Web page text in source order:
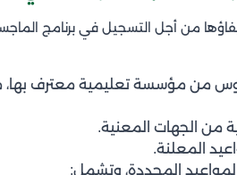
من أجل التسجيل في برنامج
من مؤسسة تعليمية معترف بها،
من الجهات المعنية.
المعلنة.
المحددة، وتشمل: